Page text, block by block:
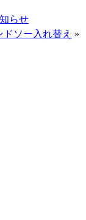
らせ
ドソー入れ替え »